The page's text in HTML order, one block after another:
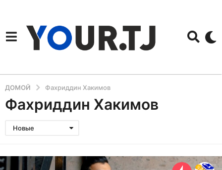
ДОМОЙ Фахриддин Хакимов
Фахриддин Хакимов
Новые